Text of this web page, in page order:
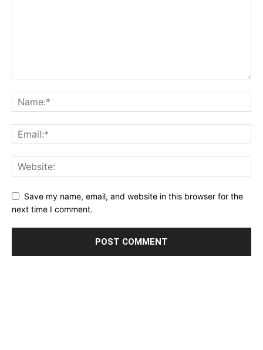
Save my name, email, and website in this browser for the
next time I comment.